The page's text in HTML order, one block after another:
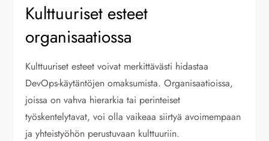
Kulttuuriset esteet
organisaatiossa
Kulttuuriset esteet voivat merkittävästi hidastaa
DevOps-käytäntöjen omaksumista. Organisaatioissa,
joissa on vahva hierarkia tai perinteiset
työskentelytavat, voi olla vaikeaa siirtyä avoimempaan
ja yhteistyöhön perustuvaan kulttuuriin.